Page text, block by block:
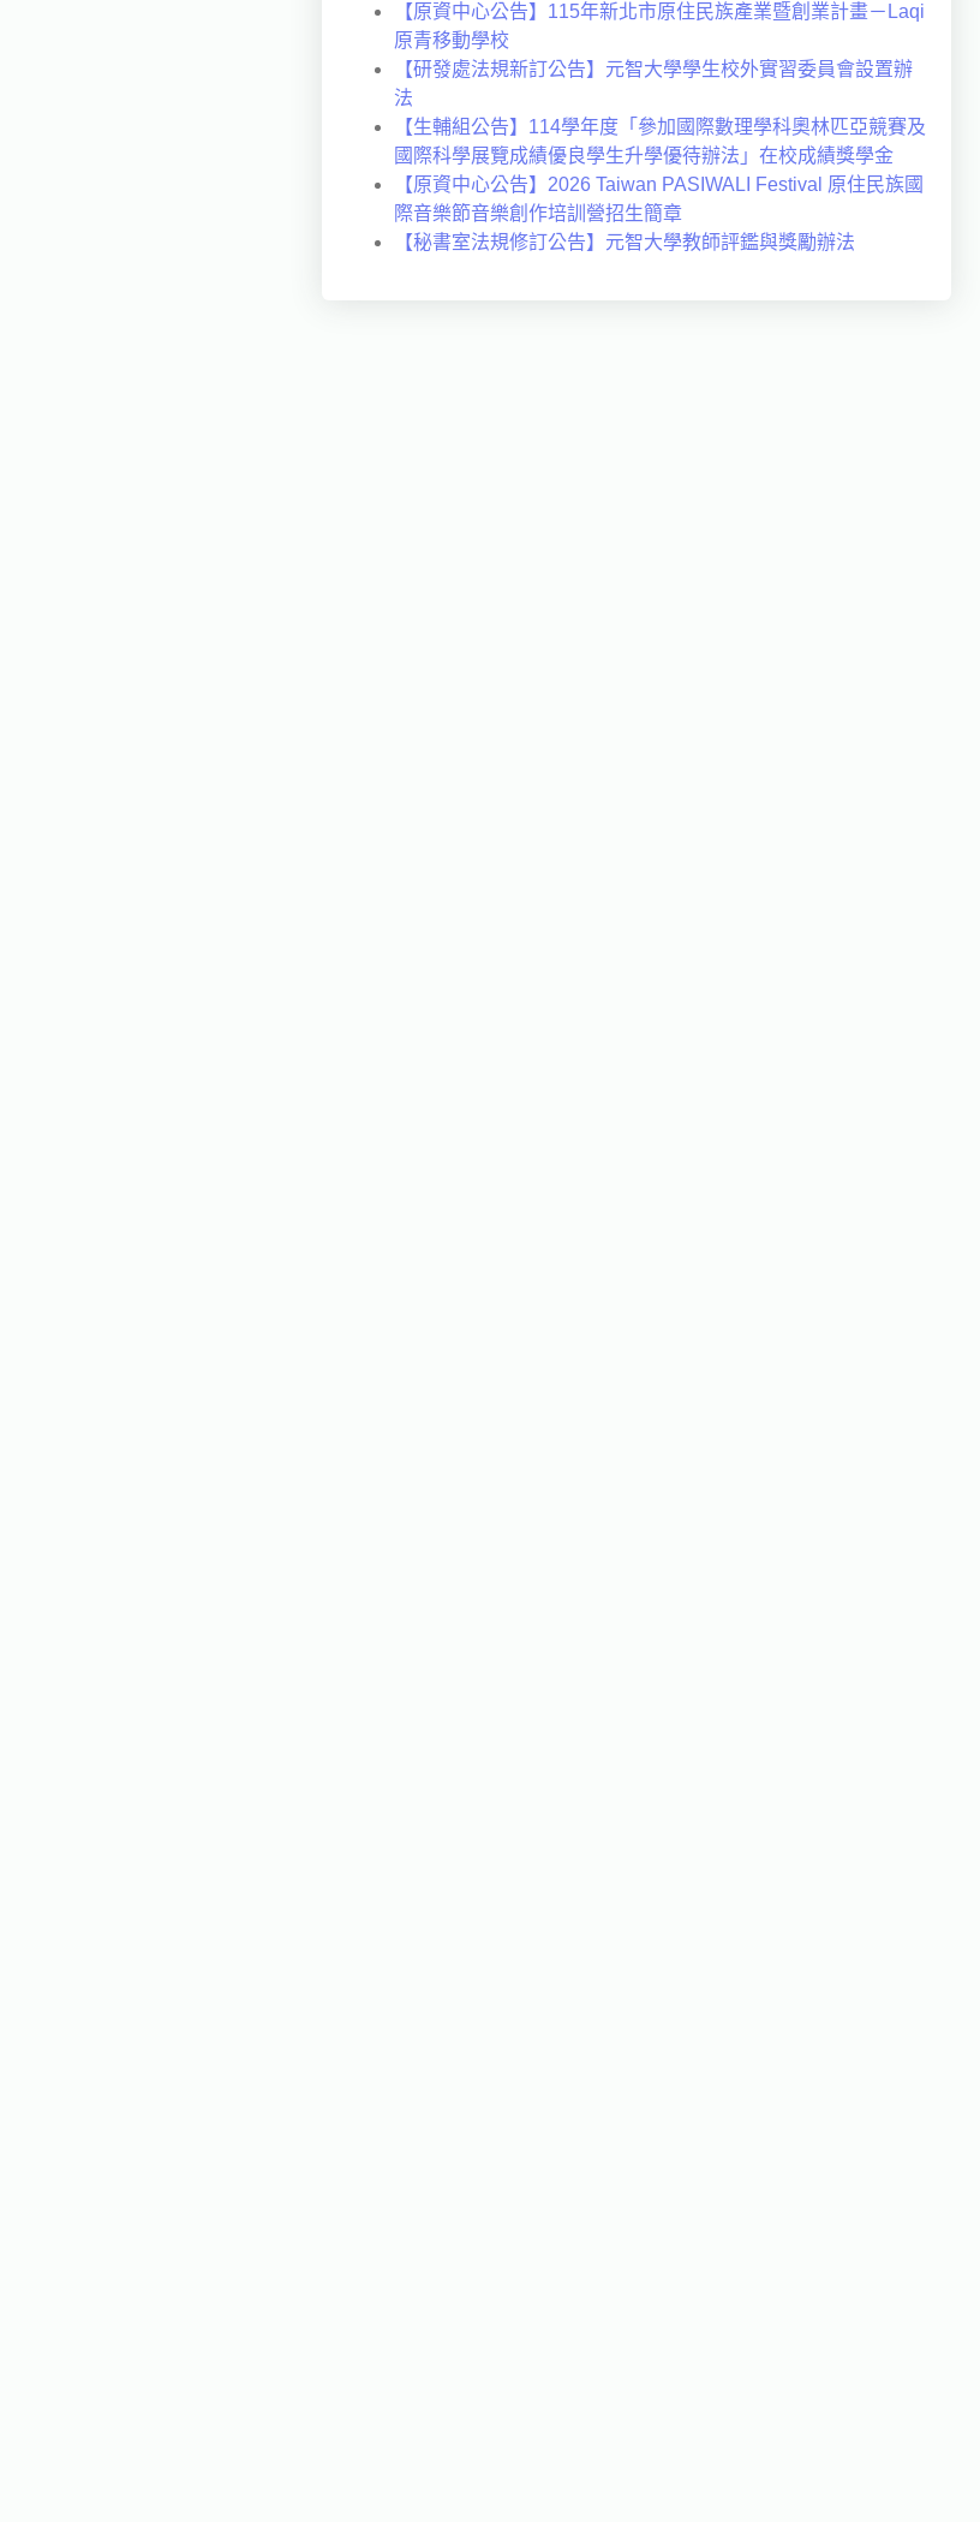
【原資中心公告】115年新北市原住民族產業暨創業計畫－Laqi
原青移動學校
【研發處法規新訂公告】元智大學學生校外實習委員會設置辦
法
【生輔組公告】114學年度「參加國際數理學科奧林匹亞競賽及
國際科學展覽成績優良學生升學優待辦法」在校成績獎學金
【原資中心公告】2026 Taiwan PASIWALI Festival 原住民族國
際音樂節音樂創作培訓營招生簡章
【秘書室法規修訂公告】元智大學教師評鑑與獎勵辦法